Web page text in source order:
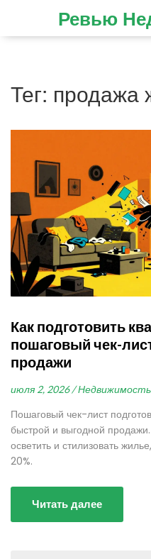
Ревью
Тег: продажа
Как подготовить
пошаговый чек-
продажи
июля 2, 2026 / Недвижимость
Пошаговый чек-лист
быстрой и выгодной
осветить и стилизовать
20%.
Читать далее